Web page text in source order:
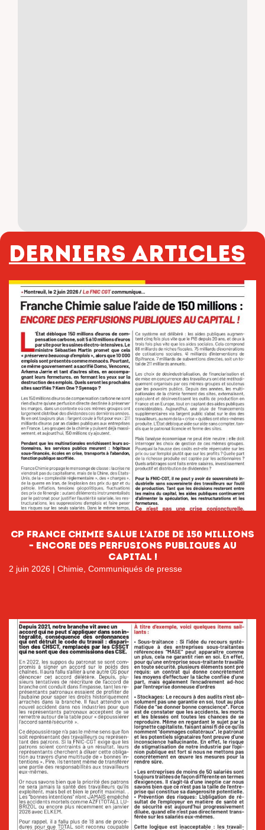
Derniers articles
CP France Chimie salue l’aide de 150 millions
– encore des perfusions publiques au
capital !
2 juin 2026 | Chimie, Communiqués de presse